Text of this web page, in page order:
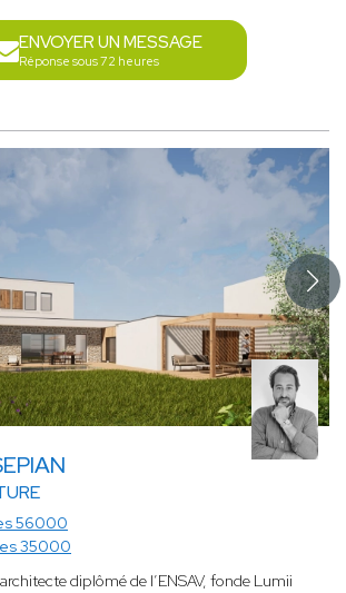
ENVOYER UN MESSAGE
Réponse sous 72 heures
56000
35000
diplômé de l’ENSAV, fonde Lumii